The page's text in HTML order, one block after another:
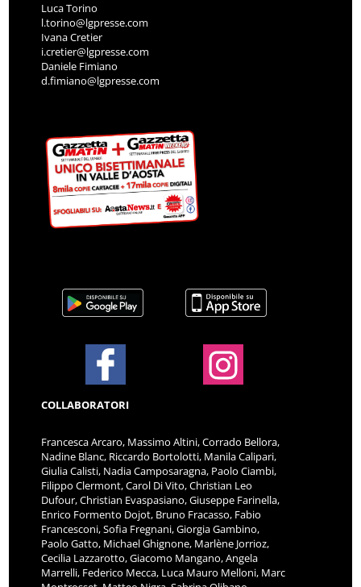
Luca Torino
l.torino@lgpresse.com
Ivana Cretier
i.cretier@lgpresse.com
Daniele Fimiano
d.fimiano@lgpresse.com
COLLABORATORI
Francesca Arcaro, Massimo Altini, Corrado Bellora,
Nadine Blanc, Riccardo Bortolotti, Manila Calipari,
Giulia Calisti, Nadia Camposaragna, Paolo Ciambi,
Filippo Clermont, Carol Di Vito, Christian Leo
Dufour, Christian Evaspasiano, Giuseppe Farinella,
Enrico Formento Dojot, Bruno Fracasso, Fabio
Francesconi, Sofia Fregnani, Giorgia Gambino,
Paolo Gatto, Michael Ghignone, Marlène Jorrioz,
Cecilia Lazzarotto, Giacomo Mangano, Angela
Marrelli, Federico Mecca, Luca Mauro Melloni, Marc